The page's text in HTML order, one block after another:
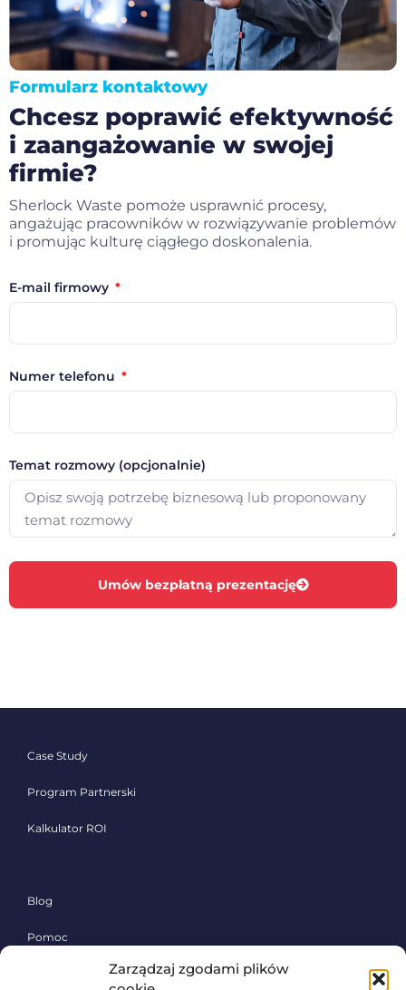
Zarządzaj zgodami plików
Formularz kontaktowy
Chcesz poprawić efektywność
i zaangażowanie w swojej
firmie?
Sherlock Waste pomoże usprawnić procesy,
angażując pracowników w rozwiązywanie problemów
i promując kulturę ciągłego doskonalenia.
E-mail firmowy
Numer telefonu
Temat rozmowy (opcjonalnie)
Umów bezpłatną prezentację
Case Study
Program Partnerski
Kalkulator ROI
Blog
Pomoc
Polityka prywatności